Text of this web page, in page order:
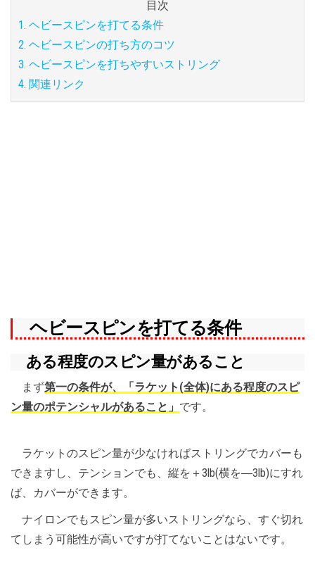
目次
1. ヘビースピンを打てる条件
2. ヘビースピンの打ち方のコツ
3. ヘビースピンを打ちやすいストリング
4. 関連リンク
ヘビースピンを打てる条件
ある程度のスピン量があること
まず第一の条件が、「ラケット(全体)にある程度のスピ
ン量のポテンシャルがあること」 です。
ラケットのスピン量が少なければストリングでカバーも
できますし、テンションでも、縦を＋3lb(横を―3lb)にすれ
ば、カバーができます。
ナイロンでもスピン量が多いストリングなら、すぐ切れ
てしまう可能性が高いですが打てないことはないです。